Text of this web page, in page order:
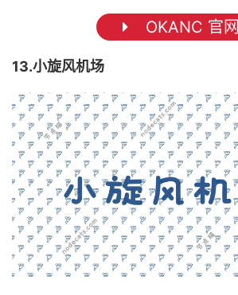
OKANC 官网
13.小旋风机场